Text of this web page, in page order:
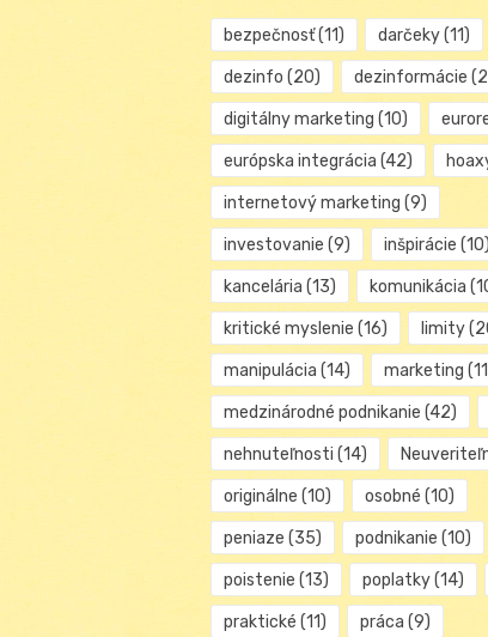
bezpečnosť(11) darčeky(11)
dezinfo (20) dezinformácie
digitálny marketing (10)
európska integrácia (42)
internetový marketing (9)
investovanie (9) inšpirácie (10)
kancelária (13) komunikácia
kritické myslenie (16) limity
manipulácia (14) marketing
medzinárodné podnikanie (42)
nehnuteľnosti (14)
originálne (10) osobné (10)
peniaze (35) podnikanie (10)
poistenie (13) poplatky(14)
praktické (11) práca (9)